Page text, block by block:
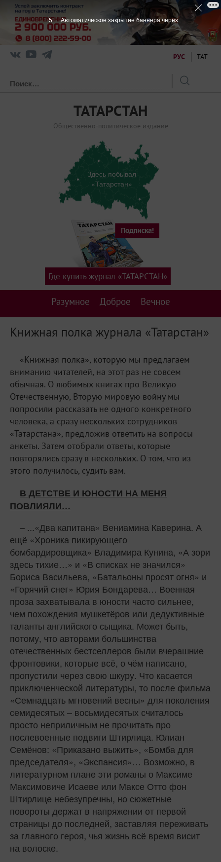
РУС ТАТ
ТАТАРСТАН
Общественно-политическое издание
Здесь побывал
«Татарстан»
Разумное Доброе Вечное
Где купить журнал «ТАТАРСТАН»
Книжная полка журнала «Татарстан»
«Книжная полка», которую мы предлагаем
вниманию читателей, на этот раз не совсем
обычная. О любимых книгах про Великую
Отечественную, Вторую мировую войну мы
попросили рассказать не одного конкретного
человека, а сразу нескольких сотрудников
«Татарстана», предложив ответить на вопросы
анкеты. Затем отобрали ответы, которые
повторялись сразу в нескольких. О том, что из
этого получилось, судить вам.
В ДЕТСТВЕ И ЮНОСТИ НА МЕНЯ
ПОВЛИЯЛИ…
– ...«Два капитана» Вениамина Каверина. А
ещё «Хроника пикирующего
бомбардировщика» Владимира Кунина, «А зори
здесь тихие…» и «В списках не значился»
Бориса Васильева, «Батальоны просят огня» и
«Горячий снег» Юрия Бондарева… Военная
проза захватывала в юности часто сильнее,
чем похождения мушкетёров или дедуктивные
таланты английского сыщика. Может быть,
потому, что авторами большинства
отечественных бестселлеров были вчерашние
фронтовики, которые всё, о чём написано,
пропустили через свою шкуру. Что касается
приключенческой литературы, то после фильма
«Семнадцать мгновений весны» для поколения
семидесятых – восьмидесятых считалось
просто неприличным не прочитать про
послевоенные подвиги Штирлица. Юлиан
Семёнов: «Приказано выжить», «Бомба для
председателя», «Экспансия»… Возможно, в
литературном плане эти романы о Максиме
Максимовиче Исаеве или Максе Отто фон
Штирлице небезупречны, но сюжетные
повороты держат в напряжении от первой
страницы до последней, заставляя переживать
за главного героя, чья жизнь всё время висит
на волоске.
4 Автоматическое закрытие баннера через